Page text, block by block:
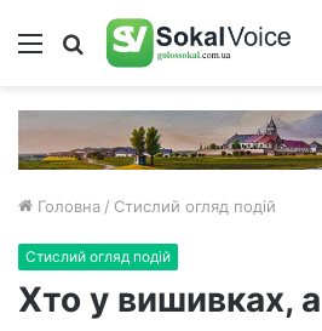
Меню Пошук
Головна / Стислий огляд подій
Стислий огляд подій
Хто у вишивках,